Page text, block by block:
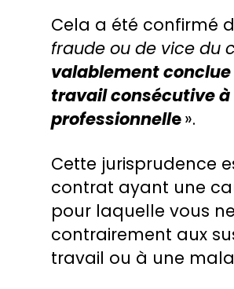
Cela a été confirmé
fraude ou de vice du
valablement conclue
travail consécutive
professionnelle».
Cette jurisprudence
contrat ayant une
pour laquelle vous
contrairement aux
travail ou à une